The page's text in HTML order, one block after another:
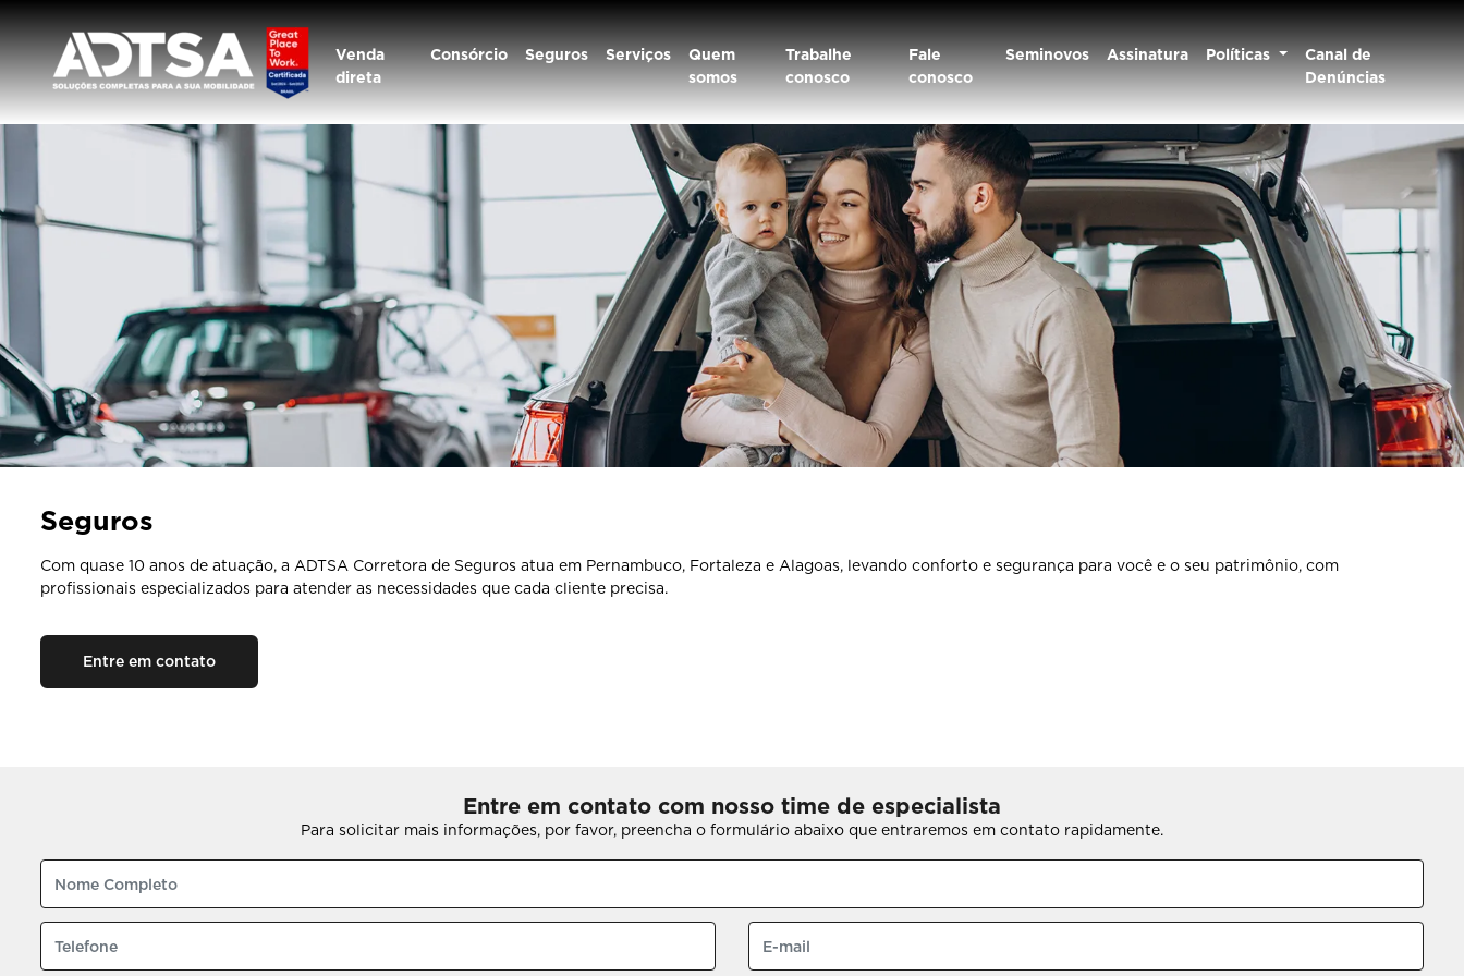
Venda
direta
Consórcio Seguros Serviços
Quem
somos
Trabalhe
conosco
Fale
conosco
Seminovos Assinatura Políticas
Canal de
Denúncias
Seguros
Com quase 10 anos de atuação, a ADTSA Corretora de Seguros atua em Pernambuco, Fortaleza e Alagoas, levando conforto e segurança para você e o seu patrimônio, com
profissionais especializados para atender as necessidades que cada cliente precisa.
Entre em contato
Entre em contato com nosso time de especialista
Para solicitar mais informações, por favor, preencha o formulário abaixo que entraremos em contato rapidamente.